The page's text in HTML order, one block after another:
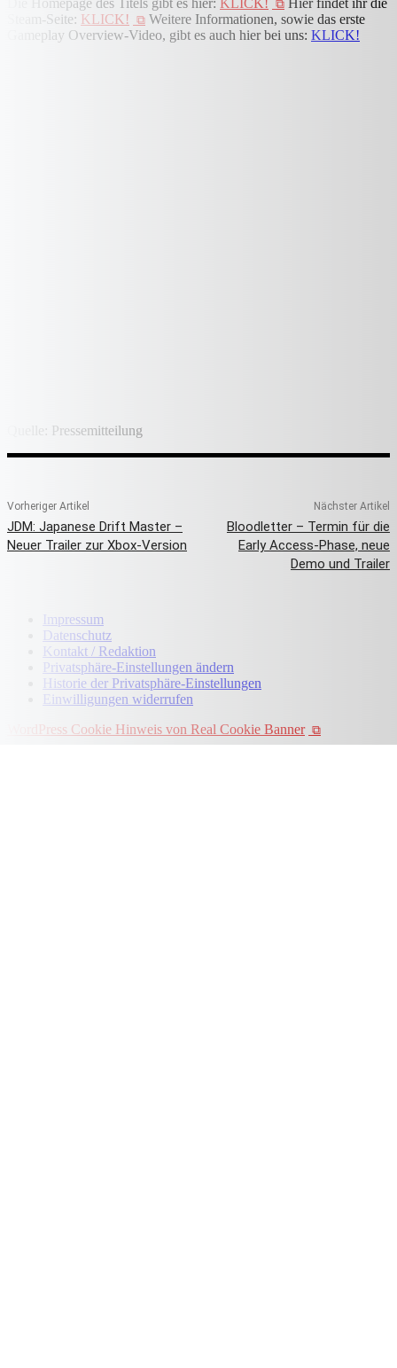
Die Homepage des Titels gibt es hier: KLICK!
Hier findet ihr die
Steam-Seite: KLICK!
Weitere Informationen, sowie das erste
Gameplay Overview-Video, gibt es auch hier bei uns: KLICK!
Quelle: Pressemitteilung
Vorheriger Artikel
JDM: Japanese Drift Master –
Neuer Trailer zur Xbox-Version
Nächster Artikel
Bloodletter – Termin für die
Early Access-Phase, neue
Demo und Trailer
Impressum
Datenschutz
Kontakt / Redaktion
Privatsphäre-Einstellungen ändern
Historie der Privatsphäre-Einstellungen
Einwilligungen widerrufen
WordPress Cookie Hinweis von Real Cookie Banner